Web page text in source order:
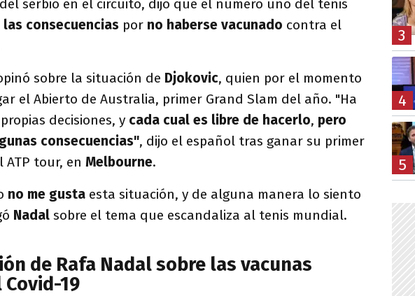
serbio en el circuito, dijo que el número uno del tenis
las consecuencias por no haberse vacunado contra el
sobre la situación de Djokovic, quien por el momento
el Abierto de Australia, primer Grand Slam del año. "Ha
decisiones, y cada cual es libre de hacerlo, pero
consecuencias", dijo el español tras ganar su primer
tour, en Melbourne.
no me gusta esta situación, y de alguna manera lo siento
Nadal sobre el tema que escandaliza al tenis mundial.
de Rafa Nadal sobre las vacunas
19
3
4
5